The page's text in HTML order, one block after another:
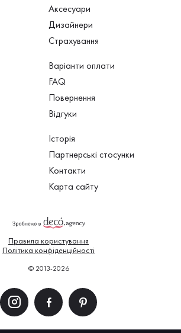
Аксесуари
Дизайнери
Страхування
Варіанти оплати
FAQ
Повернення
Відгуки
Історія
Партнерські стосунки
Контакти
Карта сайту
Правила користування
Політика конфіденційності
© 2013-2026